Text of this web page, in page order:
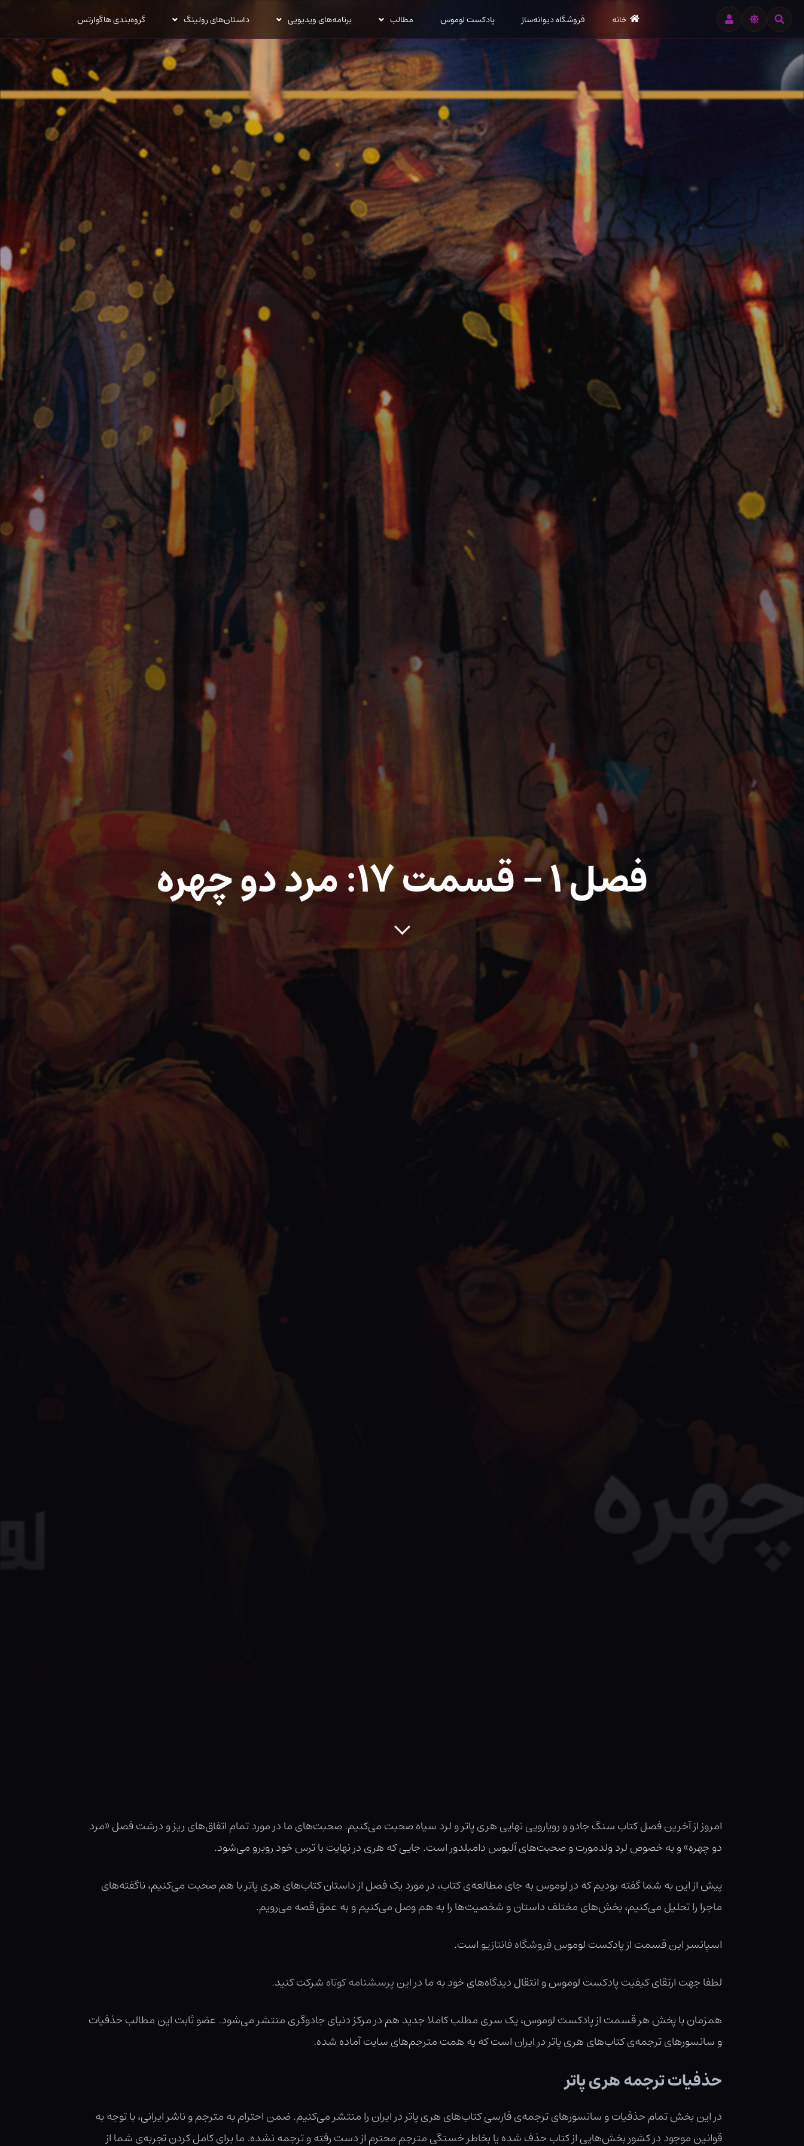
ورود
متن
اصلی
خانه فروشگاه دیوانه‌ساز پادکست لوموس مطالب برنامه‌های ویدیویی داستان‌های رولینگ گروه‌بندی هاگوارتس
فصل ۱ – قسمت ۱۷: مرد دو چهره
امروز از آخرین فصل کتاب سنگ جادو و رویارویی نهایی هری پاتر و لرد سیاه صحبت می‌کنیم. صحبت‌های ما در مورد تمام اتفاق‌های ریز و درشت فصل «مرد
دو چهره» و به خصوص لرد ولدمورت و صحبت‌های آلبوس دامبلدور است. جایی که هری در نهایت با ترس خود روبرو می‌شود.
پیش از این به شما گفته بودیم که در لوموس به جای مطالعه‌ی کتاب، در مورد یک فصل از داستان کتاب‌های هری پاتر با هم صحبت می‌کنیم، ناگفته‌های
ماجرا را تحلیل می‌کنیم، بخش‌های مختلف داستان و شخصیت‌ها را به هم وصل می‌کنیم و به عمق قصه می‌رویم.
اسپانسر این قسمت از پادکست لوموسفروشگاه فانتازیواست.
لطفا جهت ارتقای کیفیت پادکست لوموس و انتقال دیدگاه‌های خود به ما دراین پرسشنامه کوتاهشرکت کنید.
همزمان با پخش هر قسمت از پادکست لوموس، یک سری مطلب کاملا جدید هم در مرکز دنیای جادوگری منتشر می‌شود. عضو ثابت این مطالب حذفیات
و سانسورهای ترجمه‌ی کتاب‌های هری پاتر در ایران است که به همت مترجم‌های سایت آماده شده.
حذفیات ترجمه هری پاتر
در این بخش تمام حذفیات و سانسورهای ترجمه‌ی فارسی کتاب‌های هری پاتر در ایران را منتشر می‌کنیم. ضمن احترام به مترجم و ناشر ایرانی، با توجه به
قوانین موجود در کشور بخش‌هایی از کتاب حذف شده یا بخاطر خستگی مترجم محترم از دست رفته و ترجمه نشده. ما برای کامل کردن تجربه‌ی شما از